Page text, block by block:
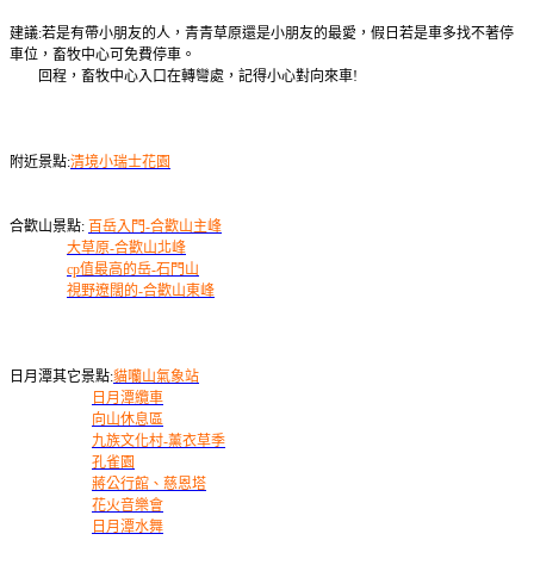
建議:若是有帶小朋友的人，青青草原還是小朋友的最愛，假日若是車多找不著停
車位，畜牧中心可免費停車。
回程，畜牧中心入口在轉彎處，記得小心對向來車!
附近景點:清境小瑞士花園
合歡山景點: 百岳入門-合歡山主峰
大草原-合歡山北峰
cp值最高的岳-石門山
視野遼闊的-合歡山東峰
日月潭其它景點:貓囒山氣象站
日月潭纜車
向山休息區
九族文化村-薰衣草季
孔雀園
蔣公行館、慈恩塔
花火音樂會
日月潭水舞